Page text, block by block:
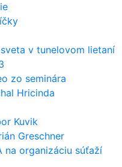
v tunelovom lietaní
zo seminára
Hricinda
Kuvik
Greschner
na organizáciu súťaží